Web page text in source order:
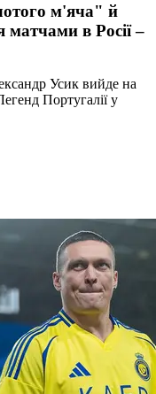
м'яча" й
в Росії –
Усик вийде на
Португалії у